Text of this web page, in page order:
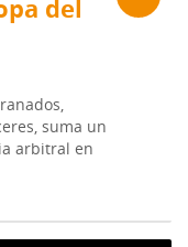
del
suma un
arbitral en